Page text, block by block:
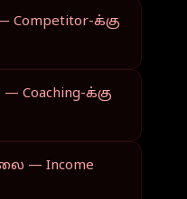
Competitor-க்கு
Coaching-க்கு
— Income